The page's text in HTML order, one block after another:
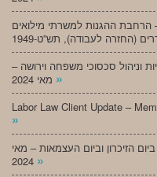
הרחבת ההגנות למשרתי מילואים
וניהול סכסוכי משפחה וירושה –
»
Labor Law Client Update –
»
הזיכרון וביום העצמאות – מאי
»